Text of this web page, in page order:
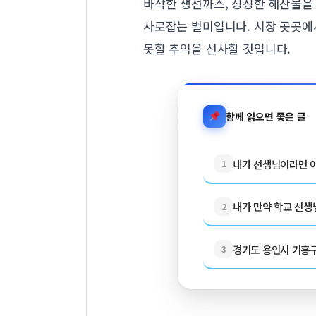
사로잡는 별미입니다. 시장 곳곳
못할 추억을 선사할 것입니다.
함께 읽으면 좋은 글
1 내가 선생님이라면
2 내가 만약 학교 선
3 경기도 용인시 기흥